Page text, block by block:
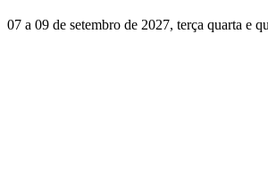
07 a 09 de setembro de 2027, terça quarta e